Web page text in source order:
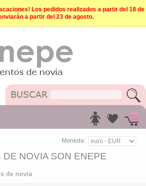
Los pedidos realizados a partir del 18 de
a partir del 23 de agosto.
Moneda:
DE NOVIA SON ENEPE
de novia